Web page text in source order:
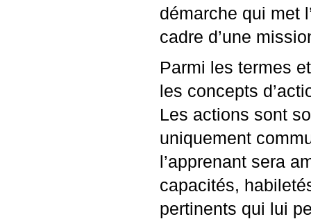
démarche qui met
cadre d’une
Parmi les termes
les concepts
Les actions sont
uniquement
l’apprenant sera
capacités,
pertinents qui lui